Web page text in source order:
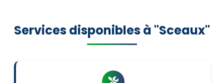
Services disponibles à "Sceaux"